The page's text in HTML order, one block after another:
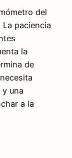
del
paciencia
la
de
una
a la